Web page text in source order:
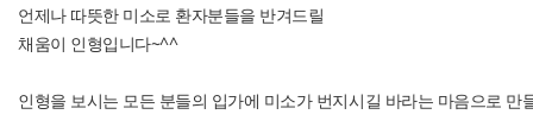
언제나 따뜻한 미소로 환자분들을 반겨드릴
채움이 인형입니다~^^
인형을 보시는 모든 분들의 입가에 미소가 번지시길 바라는 마음으로 만